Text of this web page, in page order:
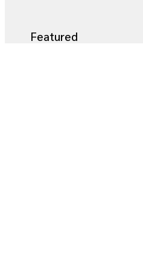
Featured